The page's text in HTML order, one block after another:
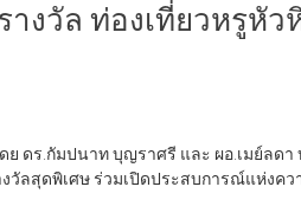
งวัล ท่องเที่ยวหรูหัว
ย ดร.กัมปนาท บุญราศรี และ ผอ.เมย์ลด
วัลสุดพิเศษ ร่วมเปิดประสบการณ์แห่งค